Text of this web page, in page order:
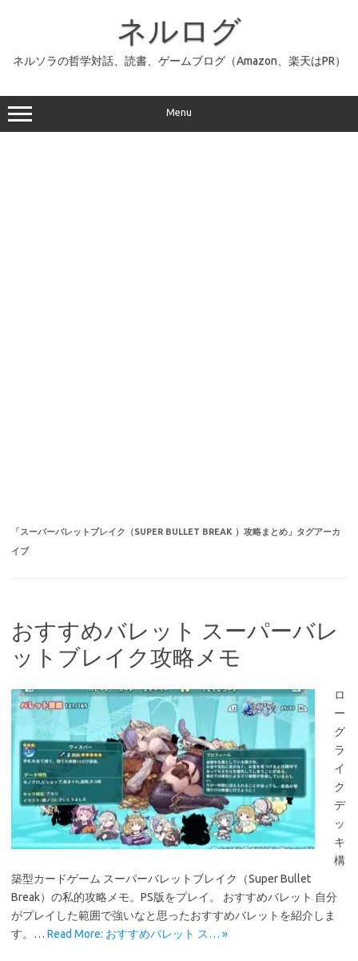
ッ
プ
ネルログ
ネルソラの哲学対話、読書、ゲームブログ（Amazon、楽天はPR）
Menu
「スーパーバレットブレイク（SUPER BULLET BREAK ）攻略まとめ 」タグアーカ
イブ
おすすめバレット スーパーバレ
ットブレイク攻略メモ
ロ
ー
グ
ラ
イ
ク
デ
ッ
キ
構
築型カードゲーム スーパーバレットブレイク（Super Bullet
Break）の私的攻略メモ。PS版をプレイ。 おすすめバレット 自分
がプレイした範囲で強いなと思ったおすすめバレットを紹介しま
す。… Read More: おすすめバレット ス… »